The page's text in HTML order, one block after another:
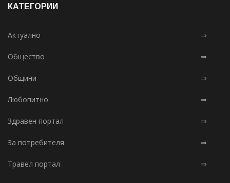
КАТЕГОРИИ
Актуално ⇒
Общество ⇒
Общини ⇒
Любопитно ⇒
Здравен портал ⇒
За потребителя ⇒
Травел портал ⇒